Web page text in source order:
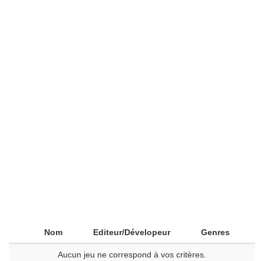
Nom Editeur/Dévelopeur Genres
Aucun jeu ne correspond à vos critères.